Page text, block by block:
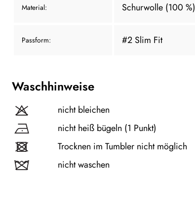
Material: Schurwolle (100 %)
Passform: #2 Slim Fit
Waschhinweise
nicht bleichen
nicht heiß bügeln (1 Punkt)
Trocknen im Tumbler nicht möglich
nicht waschen